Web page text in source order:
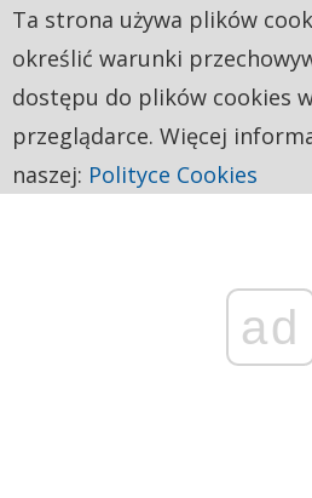
ad
Ta strona używa plików
określić warunki
dostępu do plików cookies
przeglądarce. Więcej
naszej: Polityce Cookies